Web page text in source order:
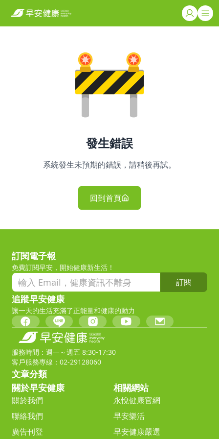
發生錯誤
系統發生未預期的錯誤，請稍後再試。
回到首頁
訂閱電子報
免費訂閱早安，開始健康新生活！
訂閱
追蹤早安健康
讓一天的生活充滿了正能量和健康的動力
服務時間：週一～週五 8:30-17:30
客戶服務專線：02-29128060
文章分類
關於早安健康
關於我們
聯絡我們
廣告刊登
相關網站
永悅健康官網
早安樂活
早安健康嚴選